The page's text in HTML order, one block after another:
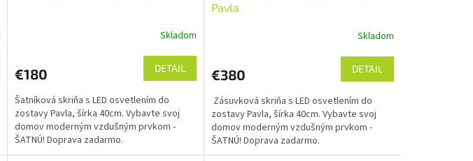
Skladom
€180 DETAIL
Šatníková skriňa s LED osvetlením do
zostavy Pavla, šírka 40cm. Vybavte svoj
domov moderným vzdušným prvkom -
ŠATNÚ! Doprava zadarmo.
A
R
M
Pavla
Skladom
€380 DETAIL
Zásuvková skriňa s LED osvetlením do
zostavy Pavla, šírka 40cm. Vybavte svoj
domov moderným vzdušným prvkom -
ŠATNÚ! Doprava zadarmo.